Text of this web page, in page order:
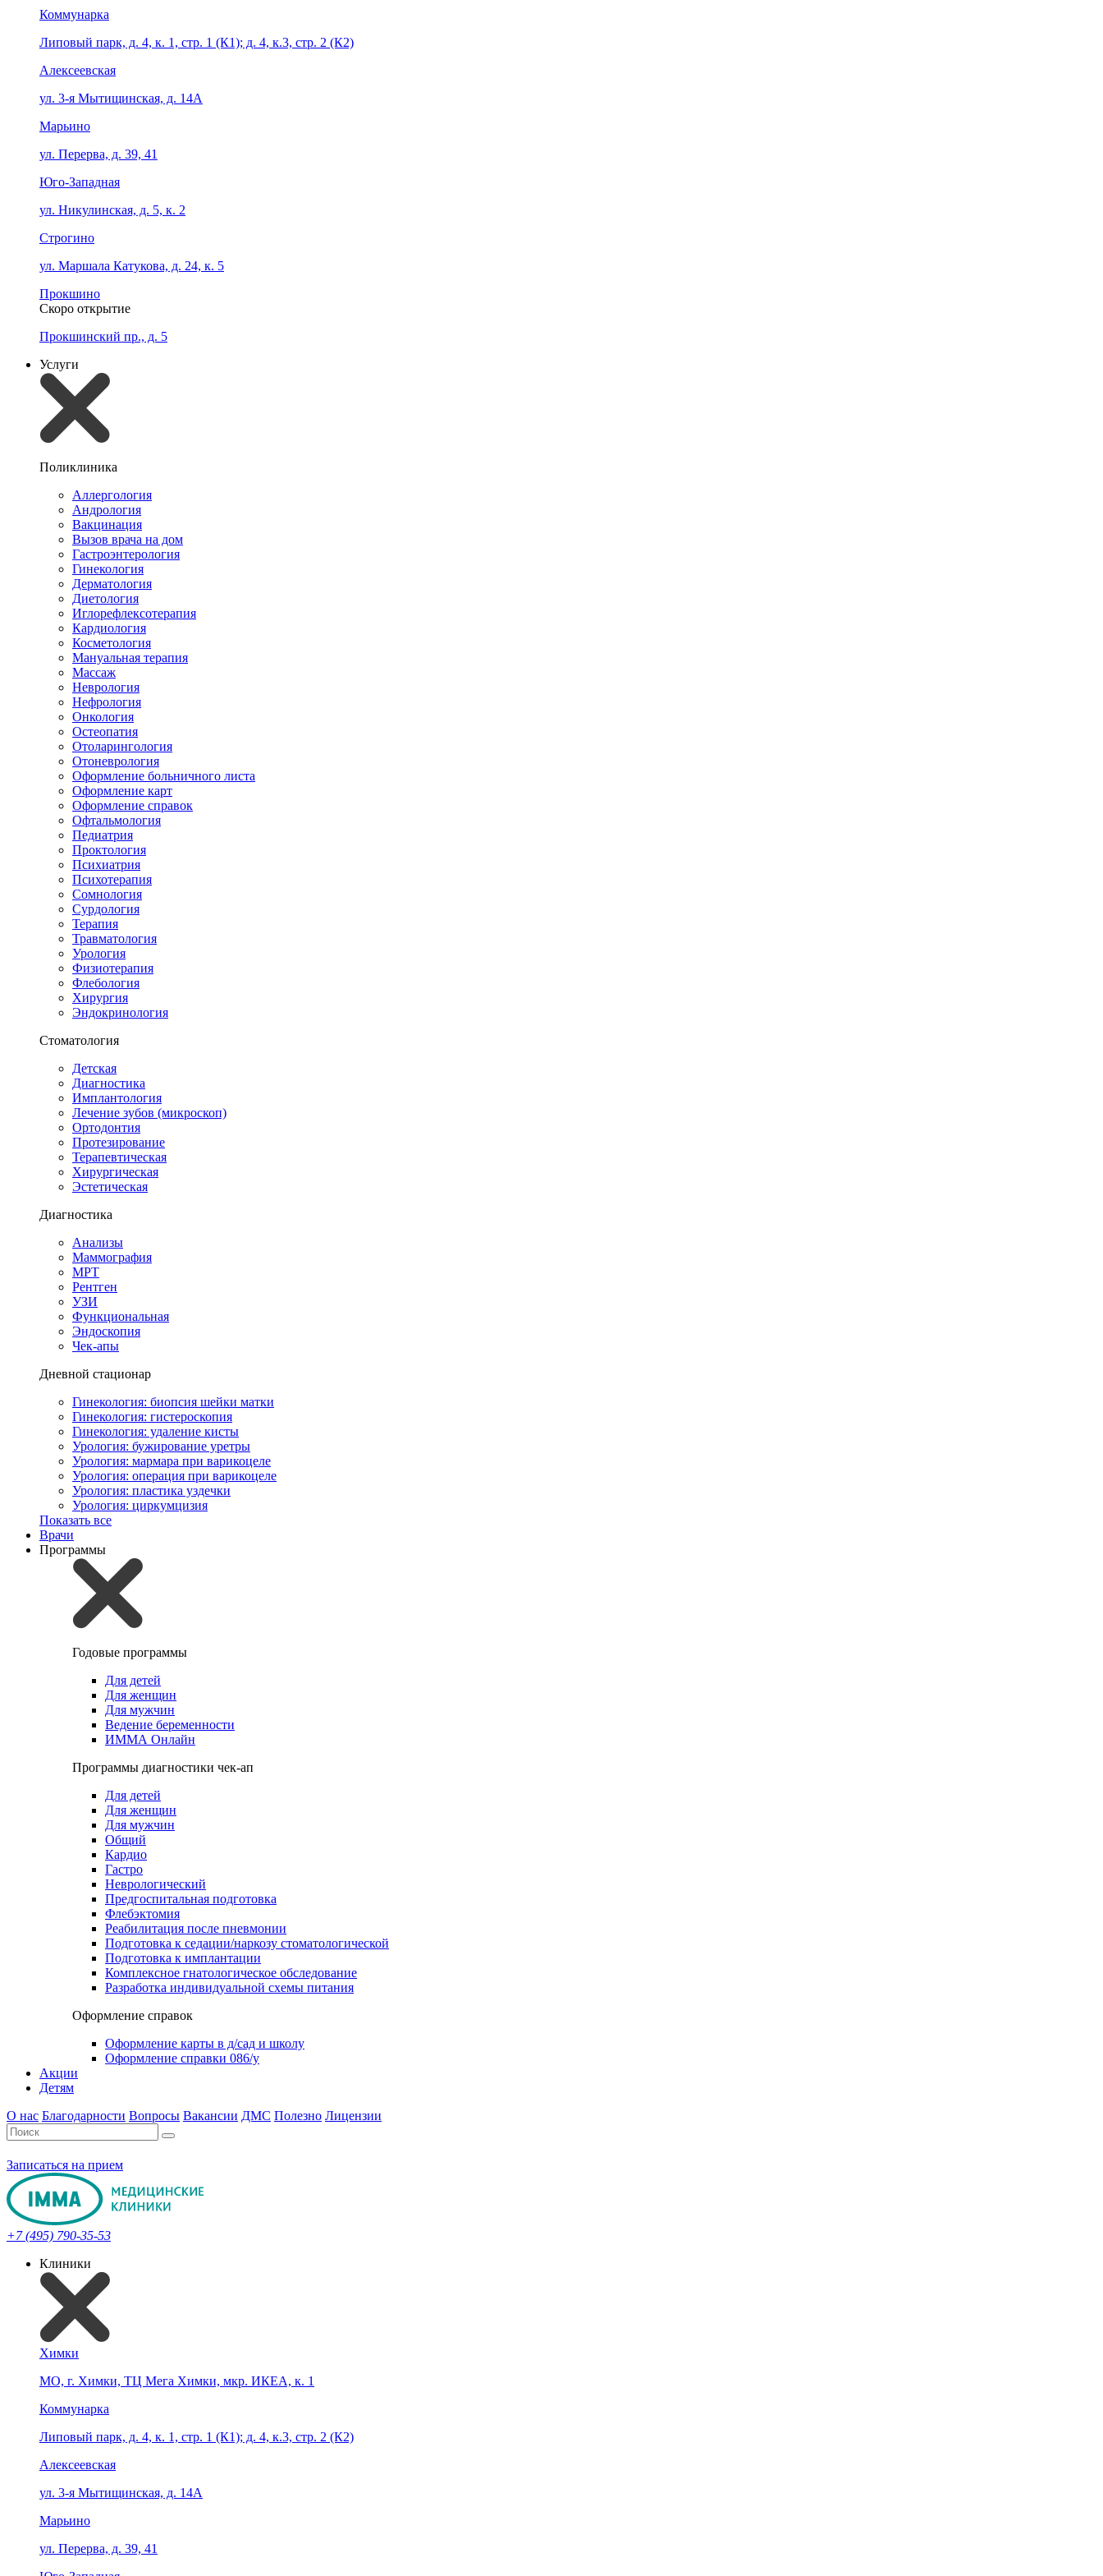
Коммунарка
Липовый парк, д. 4, к. 1, стр. 1 (К1); д. 4, к.3, стр. 2 (К2)
Алексеевская
ул. 3-я Мытищинская, д. 14А
Марьино
ул. Перерва, д. 39, 41
Юго-Западная
ул. Никулинская, д. 5, к. 2
Строгино
ул. Маршала Катукова, д. 24, к. 5
Прокшино
Скоро открытие
Прокшинский пр., д. 5
Услуги
Поликлиника
Аллергология
Андрология
Вакцинация
Вызов врача на дом
Гастроэнтерология
Гинекология
Дерматология
Диетология
Иглорефлексотерапия
Кардиология
Косметология
Мануальная терапия
Массаж
Неврология
Нефрология
Онкология
Остеопатия
Отоларингология
Отоневрология
Оформление больничного листа
Оформление карт
Оформление справок
Офтальмология
Педиатрия
Проктология
Психиатрия
Психотерапия
Сомнология
Сурдология
Терапия
Травматология
Урология
Физиотерапия
Флебология
Хирургия
Эндокринология
Стоматология
Детская
Диагностика
Имплантология
Лечение зубов (микроскоп)
Ортодонтия
Протезирование
Терапевтическая
Хирургическая
Эстетическая
Диагностика
Анализы
Маммография
МРТ
Рентген
УЗИ
Функциональная
Эндоскопия
Чек-апы
Дневной стационар
Гинекология: биопсия шейки матки
Гинекология: гистероскопия
Гинекология: удаление кисты
Урология: бужирование уретры
Урология: мармара при варикоцеле
Урология: операция при варикоцеле
Урология: пластика уздечки
Урология: циркумцизия
Показать все
Врачи
Программы
Годовые программы
Для детей
Для женщин
Для мужчин
Ведение беременности
ИММА Онлайн
Программы диагностики чек-ап
Для детей
Для женщин
Для мужчин
Общий
Кардио
Гастро
Неврологический
Предгоспитальная подготовка
Флебэктомия
Реабилитация после пневмонии
Подготовка к седации/наркозу стоматологической
Подготовка к имплантации
Комплексное гнатологическое обследование
Разработка индивидуальной схемы питания
Оформление справок
Оформление карты в д/сад и школу
Оформление справки 086/у
Акции
Детям
О нас Благодарности Вопросы Вакансии ДМС Полезно Лицензии
Записаться на прием
+7 (495) 790-35-53
Клиники
Химки
МО, г. Химки, ТЦ Мега Химки, мкр. ИКЕА, к. 1
Коммунарка
Липовый парк, д. 4, к. 1, стр. 1 (К1); д. 4, к.3, стр. 2 (К2)
Алексеевская
ул. 3-я Мытищинская, д. 14А
Марьино
ул. Перерва, д. 39, 41